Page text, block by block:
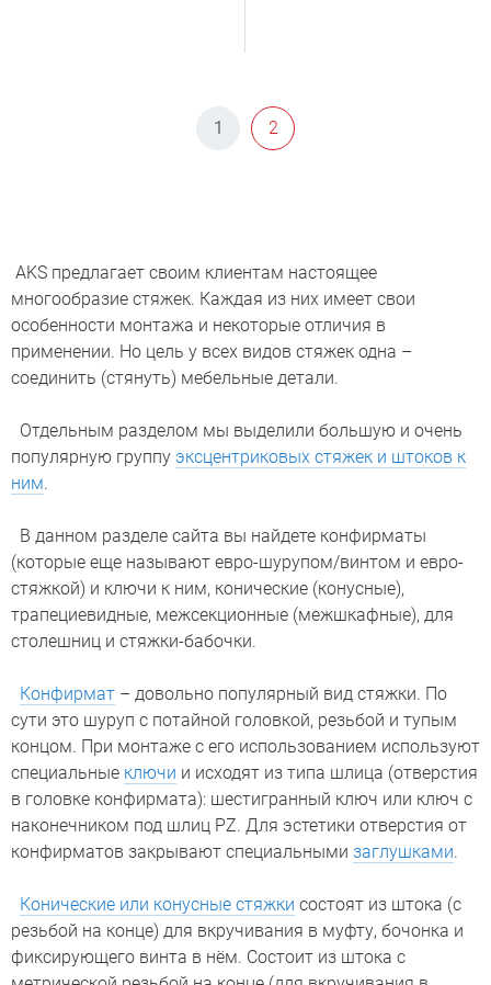
1 2
AKS предлагает своим клиентам настоящее
многообразие стяжек. Каждая из них имеет свои
особенности монтажа и некоторые отличия в
применении. Но цель у всех видов стяжек одна –
соединить (стянуть) мебельные детали.
Отдельным разделом мы выделили большую и очень
популярную группу эксцентриковых стяжек и штоков к
ним.
В данном разделе сайта вы найдете конфирматы
(которые еще называют евро-шурупом/винтом и евро-
стяжкой) и ключи к ним, конические (конусные),
трапециевидные, межсекционные (межшкафные), для
столешниц и стяжки-бабочки.
Конфирмат – довольно популярный вид стяжки. По
сути это шуруп с потайной головкой, резьбой и тупым
концом. При монтаже с его использованием используют
специальные ключи и исходят из типа шлица (отверстия
в головке конфирмата): шестигранный ключ или ключ c
наконечником под шлиц PZ. Для эстетики отверстия от
конфирматов закрывают специальными заглушками.
Конические или конусные стяжки состоят из штока (с
резьбой на конце) для вкручивания в муфту, бочонка и
фиксирующего винта в нём. Состоит из штока с